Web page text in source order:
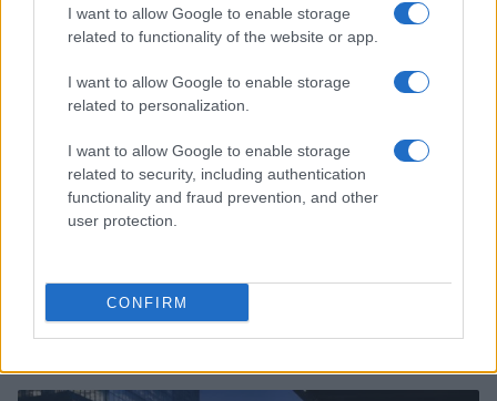
I want to allow Google to enable storage
related to functionality of the website or app.
I want to allow Google to enable storage
related to personalization.
I want to allow Google to enable storage
related to security, including authentication
functionality and fraud prevention, and other
user protection.
CONFIRM
CRIPTOMONEDAS
Cómo los delincuentes están explotando los cambios en la
normativa cripto europea